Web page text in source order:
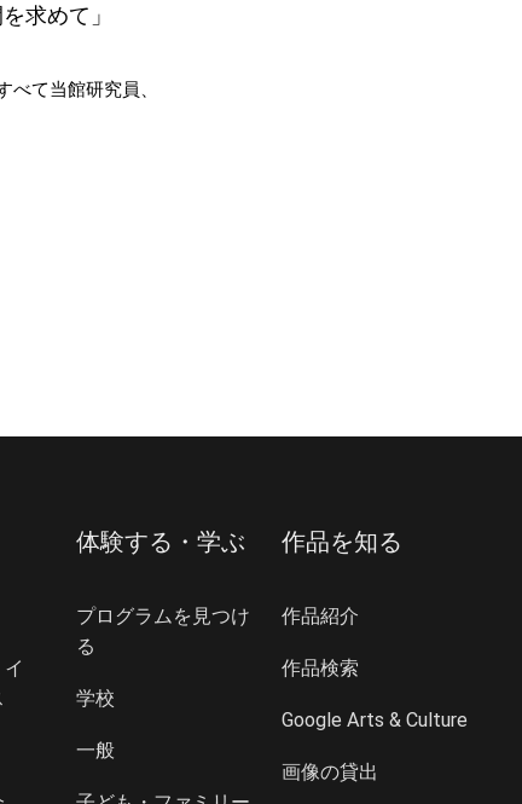
求めて」
て当館研究員、
体験する・学ぶ
プログラムを見つけ
る
学校
一般
作品を知る
作品紹介
作品検索
Google Arts & Culture
画像の貸出